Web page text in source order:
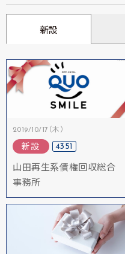
新設
2019/10/17（木）
新設 4351
山田再生系債権回収総合
事務所